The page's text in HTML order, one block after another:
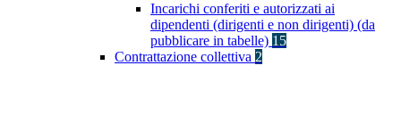
Incarichi conferiti e autorizzati ai
dipendenti (dirigenti e non dirigenti) (da
pubblicare in tabelle) 15
Contrattazione collettiva 2